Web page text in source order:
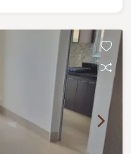
Quadra,
Copa,
Banheiros,